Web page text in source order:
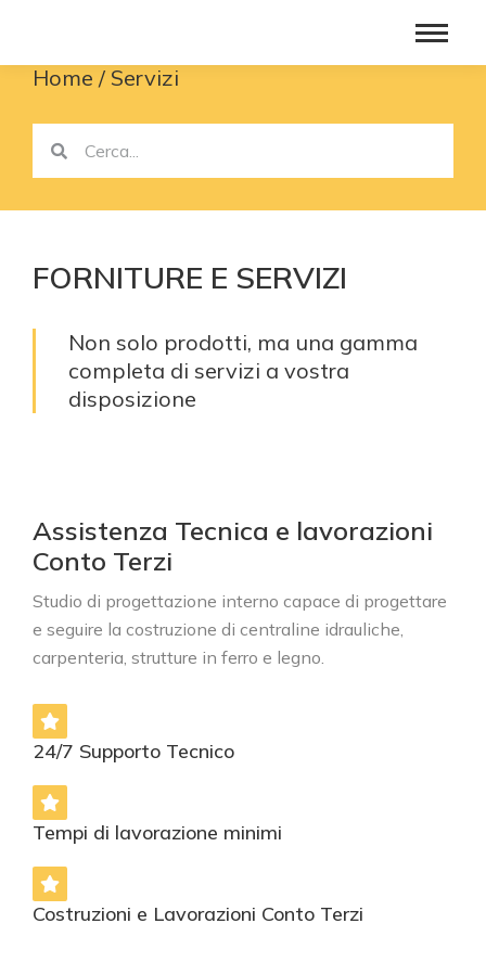
You are here:
Home Servizi
FORNITURE E SERVIZI
Non solo prodotti, ma una gamma
completa di servizi a vostra
disposizione
Assistenza Tecnica e lavorazioni
Conto Terzi
Studio di progettazione interno capace di progettare
e seguire la costruzione di centraline idrauliche,
carpenteria, strutture in ferro e legno.
24/7 Supporto Tecnico
Tempi di lavorazione minimi
Costruzioni e Lavorazioni Conto Terzi